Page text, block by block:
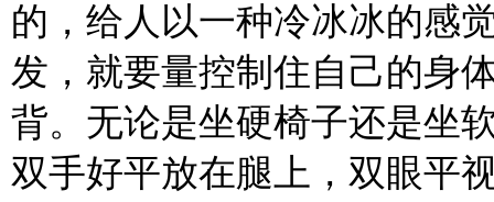
的，给人以一种冷冰冰的感
发，就要量控制住自己的身
背。无论是坐硬椅子还是坐
双手好平放在腿上，双眼平